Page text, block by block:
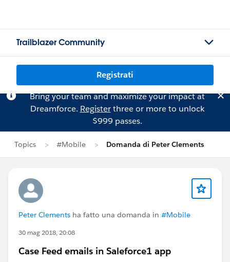
Trailblazer Community
Registrati
Bring your team and maximize your impact at
Dreamforce. Registerthree or more to unlock
$999 passes.
Topics #Mobile Domanda di Peter Clements
Peter Clements ha fatto una domanda in #Mobile
30 mag 2018, 20:08
Case Feed emails in Saleforce1 app